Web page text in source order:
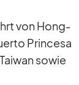
von Hong­
Prin­cesa
so­wie